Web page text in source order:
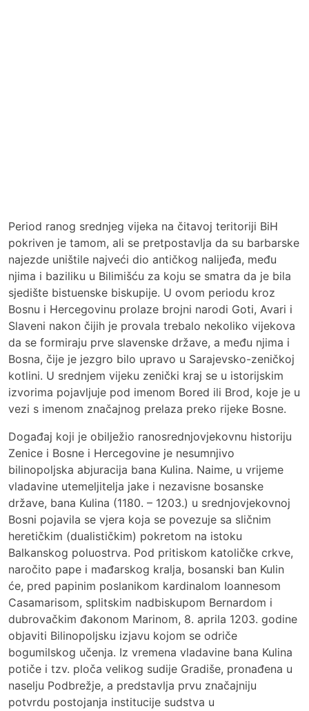
Period ranog srednjeg vijeka na čitavoj teritoriji BiH
pokriven je tamom, ali se pretpostavlja da su barbarske
najezde uništile najveći dio antičkog nalijeđa, među
njima i baziliku u Bilimišću za koju se smatra da je bila
sjedište bistuenske biskupije. U ovom periodu kroz
Bosnu i Hercegovinu prolaze brojni narodi Goti, Avari i
Slaveni nakon čijih je provala trebalo nekoliko vijekova
da se formiraju prve slavenske države, a među njima i
Bosna, čije je jezgro bilo upravo u Sarajevsko-zeničkoj
kotlini. U srednjem vijeku zenički kraj se u istorijskim
izvorima pojavljuje pod imenom Bored ili Brod, koje je u
vezi s imenom značajnog prelaza preko rijeke Bosne.
Događaj koji je obilježio ranosrednjovjekovnu historiju
Zenice i Bosne i Hercegovine je nesumnjivo
bilinopoljska abjuracija bana Kulina. Naime, u vrijeme
vladavine utemeljitelja jake i nezavisne bosanske
države, bana Kulina (1180. – 1203.) u srednjovjekovnoj
Bosni pojavila se vjera koja se povezuje sa sličnim
heretičkim (dualističkim) pokretom na istoku
Balkanskog poluostrva. Pod pritiskom katoličke crkve,
naročito pape i mađarskog kralja, bosanski ban Kulin
će, pred papinim poslanikom kardinalom Ioannesom
Casamarisom, splitskim nadbiskupom Bernardom i
dubrovačkim đakonom Marinom, 8. aprila 1203. godine
objaviti Bilinopoljsku izjavu kojom se odriče
bogumilskog učenja. Iz vremena vladavine bana Kulina
potiče i tzv. ploča velikog sudije Gradiše, pronađena u
naselju Podbrežje, a predstavlja prvu značajniju
potvrdu postojanja institucije sudstva u